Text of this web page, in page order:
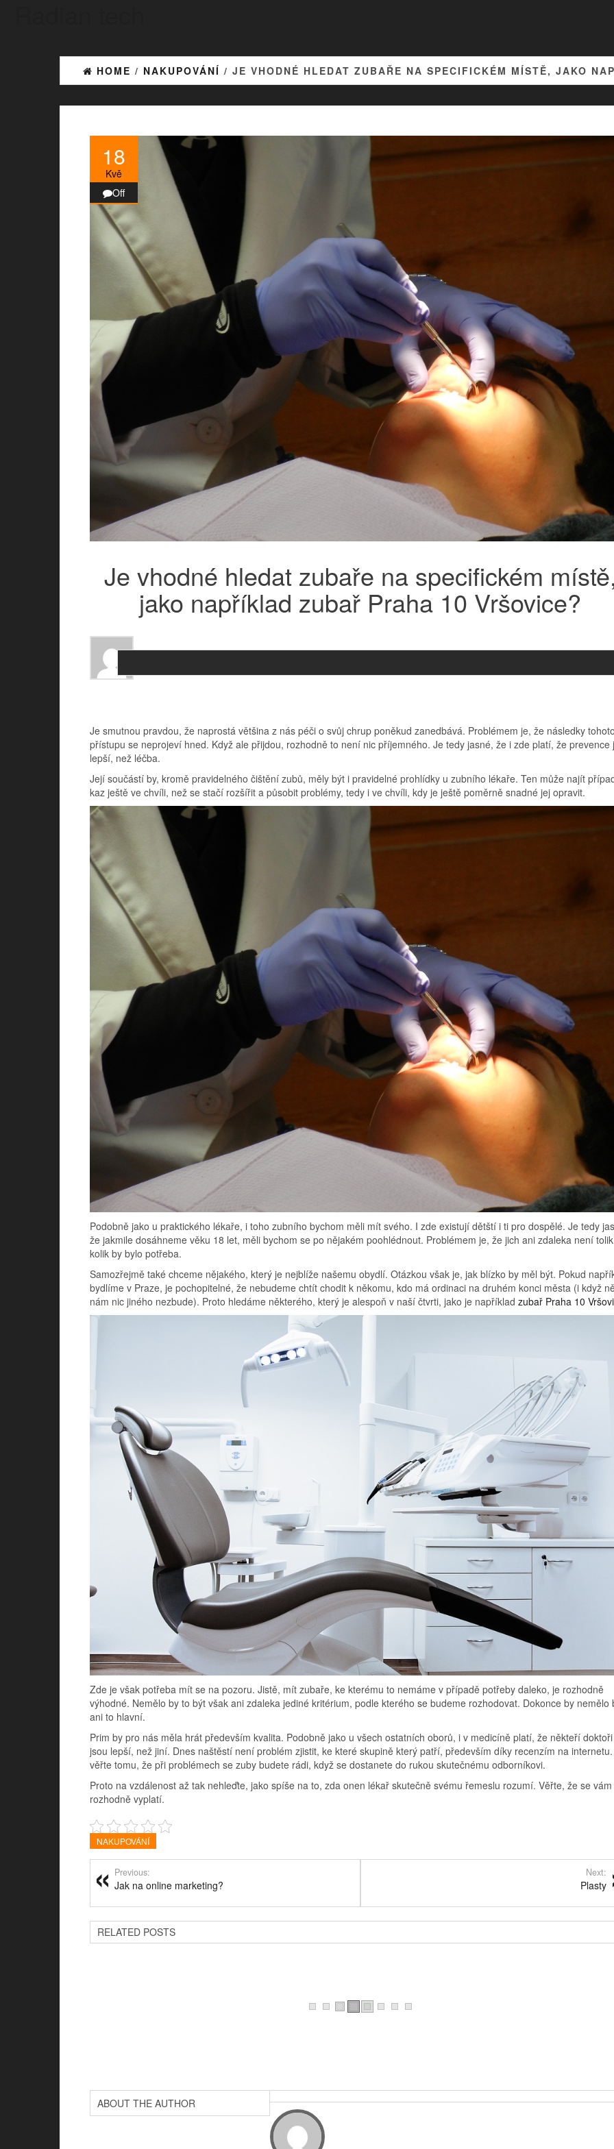
HOME / NAKUPOVÁNÍ / JE VHODNÉ HLEDAT ZUBAŘE NA SPECIFICKÉM MÍSTĚ, JAKO
18
Kvě
Off
Je vhodné hledat zubaře na specifickém
jako například zubař Praha 10 Vršovice?
Je smutnou pravdou, že naprostá většina z nás péči o svůj chrup poněkud zanedbává. Problémem je, že následky
přístupu se neprojeví hned. Když ale přijdou, rozhodně to není nic příjemného. Je tedy jasné, že i zde platí, že prevence
lepší, než léčba.
Její součástí by, kromě pravidelného čištění zubů, měly být i pravidelné prohlídky u zubního lékaře. Ten může najít
kaz ještě ve chvíli, než se stačí rozšířit a působit problémy, tedy i ve chvíli, kdy je ještě poměrně snadné jej opravit.
Podobně jako u praktického lékaře, i toho zubního bychom měli mít svého. I zde existují dětští i ti pro dospělé. Je tedy
že jakmile dosáhneme věku 18 let, měli bychom se po nějakém poohlédnout. Problémem je, že jich ani zdaleka není
kolik by bylo potřeba.
Samozřejmě také chceme nějakého, který je nejblíže našemu obydlí. Otázkou však je, jak blízko by měl být. Pokud
bydlíme v Praze, je pochopitelné, že nebudeme chtít chodit k někomu, kdo má ordinaci na druhém konci města (i když
nám nic jiného nezbude). Proto hledáme některého, který je alespoň v naší čtvrti, jako je například zubař Praha 10
Zde je však potřeba mít se na pozoru. Jistě, mít zubaře, ke kterému to nemáme v případě potřeby daleko, je rozhodně
výhodné. Nemělo by to být však ani zdaleka jediné kritérium, podle kterého se budeme rozhodovat. Dokonce by nemělo
ani to hlavní.
Prim by pro nás měla hrát především kvalita. Podobně jako u všech ostatních oborů, i v medicíně platí, že někteří doktoři
jsou lepší, než jiní. Dnes naštěstí není problém zjistit, ke které skupině který patří, především díky recenzím na
věřte tomu, že při problémech se zuby budete rádi, když se dostanete do rukou skutečnému odborníkovi.
Proto na vzdálenost až tak nehleďte, jako spíše na to, zda onen lékař skutečně svému řemeslu rozumí. Věřte, že se
rozhodně vyplatí.
NAKUPOVÁNÍ
Previous:
Jak na online marketing?
Next:
Plasty
RELATED POSTS
ABOUT THE AUTHOR